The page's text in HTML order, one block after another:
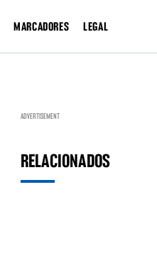
MARCADORES LEGAL
ADVERTISEMENT
RELACIONADOS